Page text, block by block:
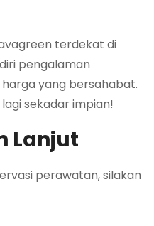
terdekat di
pengalaman
yang bersahabat.
sekadar impian!
Lanjut
perawatan, silakan